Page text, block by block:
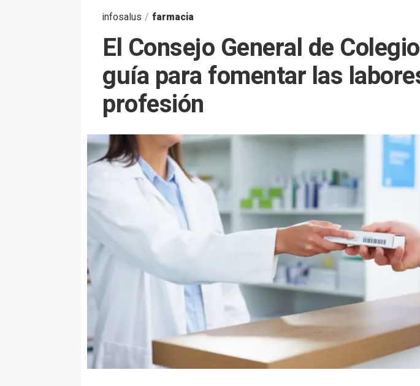
infosalus / farmacia
El Consejo General de
guía para fomentar las
profesión